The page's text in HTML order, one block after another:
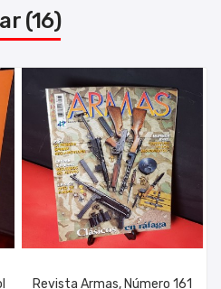
(16)
Revista Armas, Número 161